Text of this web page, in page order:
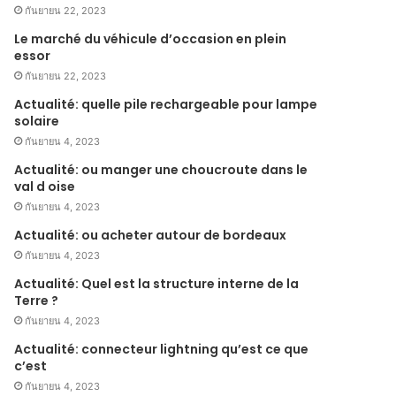
กันยายน 22, 2023
Le marché du véhicule d’occasion en plein
essor
กันยายน 22, 2023
Actualité: quelle pile rechargeable pour lampe
solaire
กันยายน 4, 2023
Actualité: ou manger une choucroute dans le
val d oise
กันยายน 4, 2023
Actualité: ou acheter autour de bordeaux
กันยายน 4, 2023
Actualité: Quel est la structure interne de la
Terre ?
กันยายน 4, 2023
Actualité: connecteur lightning qu’est ce que
c’est
กันยายน 4, 2023